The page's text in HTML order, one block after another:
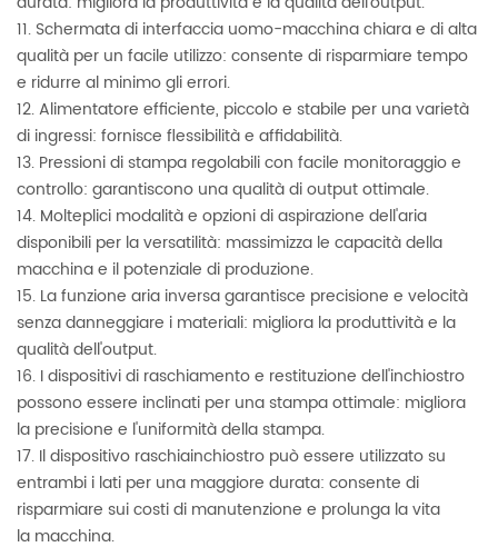
11. Schermata di interfaccia uomo-macchina chiara e di alta
qualità per un facile utilizzo: consente di risparmiare tempo
e ridurre al minimo gli errori.
12. Alimentatore efficiente, piccolo e stabile per una varietà
di ingressi: fornisce flessibilità e affidabilità.
13. Pressioni di stampa regolabili con facile monitoraggio e
controllo: garantiscono una qualità di output ottimale.
14. Molteplici modalità e opzioni di aspirazione dell'aria
disponibili per la versatilità: massimizza le capacità della
macchina e il potenziale di produzione.
15. La funzione aria inversa garantisce precisione e velocità
senza danneggiare i materiali: migliora la produttività e la
qualità dell'output.
16. I dispositivi di raschiamento e restituzione dell'inchiostro
possono essere inclinati per una stampa ottimale: migliora
la precisione e l'uniformità della stampa.
17. Il dispositivo raschiainchiostro può essere utilizzato su
entrambi i lati per una maggiore durata: consente di
risparmiare sui costi di manutenzione e prolunga la vita
la macchina.